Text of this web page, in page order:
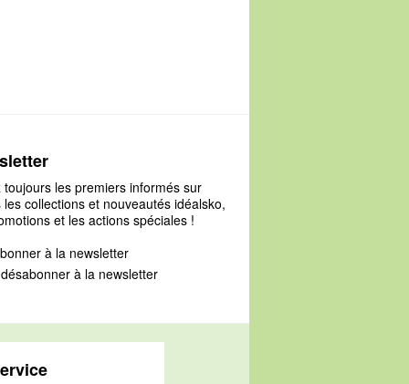
toujours les premiers informés sur
les collections et nouveautés idéalsko,
et les actions spéciales !
à la newsletter
à la newsletter